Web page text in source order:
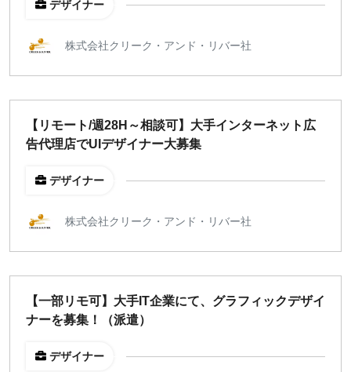
土日週末OK
週5日
週4日
週2日
東京
大阪
名古屋
福岡
デザイナー
株式会社クリーク・アンド・リバー社
【リモート/週28H～相談可】大手インターネット広
告代理店でUIデザイナー大募集
デザイナー
株式会社クリーク・アンド・リバー社
【一部リモ可】大手IT企業にて、グラフィックデザイ
ナーを募集！（派遣）
デザイナー